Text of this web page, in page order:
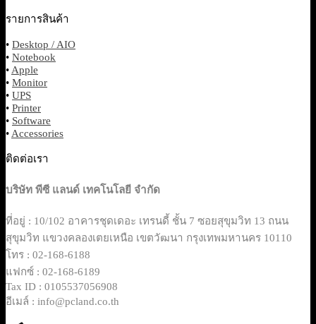
รายการสินค้า
• Desktop / AIO
• Notebook
• Apple
• Monitor
• UPS
• Printer
• Software
• Accessories
ติดต่อเรา
บริษัท พีซี แลนด์ เทคโนโลยี จำกัด
ที่อยู่ : 10/102 อาคารชุดเดอะ เทรนดี้ ชั้น 7 ซอยสุขุมวิท 13 ถนน
สุขุมวิท แขวงคลองเตยเหนือ เขตวัฒนา กรุงเทพมหานคร 10110
โทร : 02-168-6188
แฟกซ์ : 02-168-6189
Tax ID : 0105537056908
อีเมล์ : info@pcland.co.th